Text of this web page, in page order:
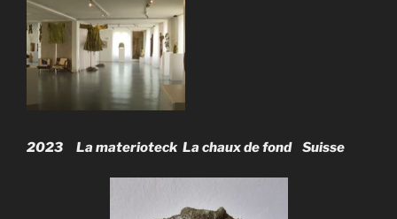
2023 La materioteck La chaux de fond Suisse